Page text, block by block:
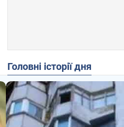
Головні історії дня